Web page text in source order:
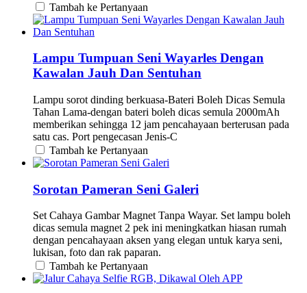
Tambah ke Pertanyaan
Lampu Tumpuan Seni Wayarles Dengan
Kawalan Jauh Dan Sentuhan
Lampu sorot dinding berkuasa-Bateri Boleh Dicas Semula
Tahan Lama-dengan bateri boleh dicas semula 2000mAh
memberikan sehingga 12 jam pencahayaan berterusan pada
satu cas. Port pengecasan Jenis-C
Tambah ke Pertanyaan
Sorotan Pameran Seni Galeri
Set Cahaya Gambar Magnet Tanpa Wayar. Set lampu boleh
dicas semula magnet 2 pek ini meningkatkan hiasan rumah
dengan pencahayaan aksen yang elegan untuk karya seni,
lukisan, foto dan rak paparan.
Tambah ke Pertanyaan